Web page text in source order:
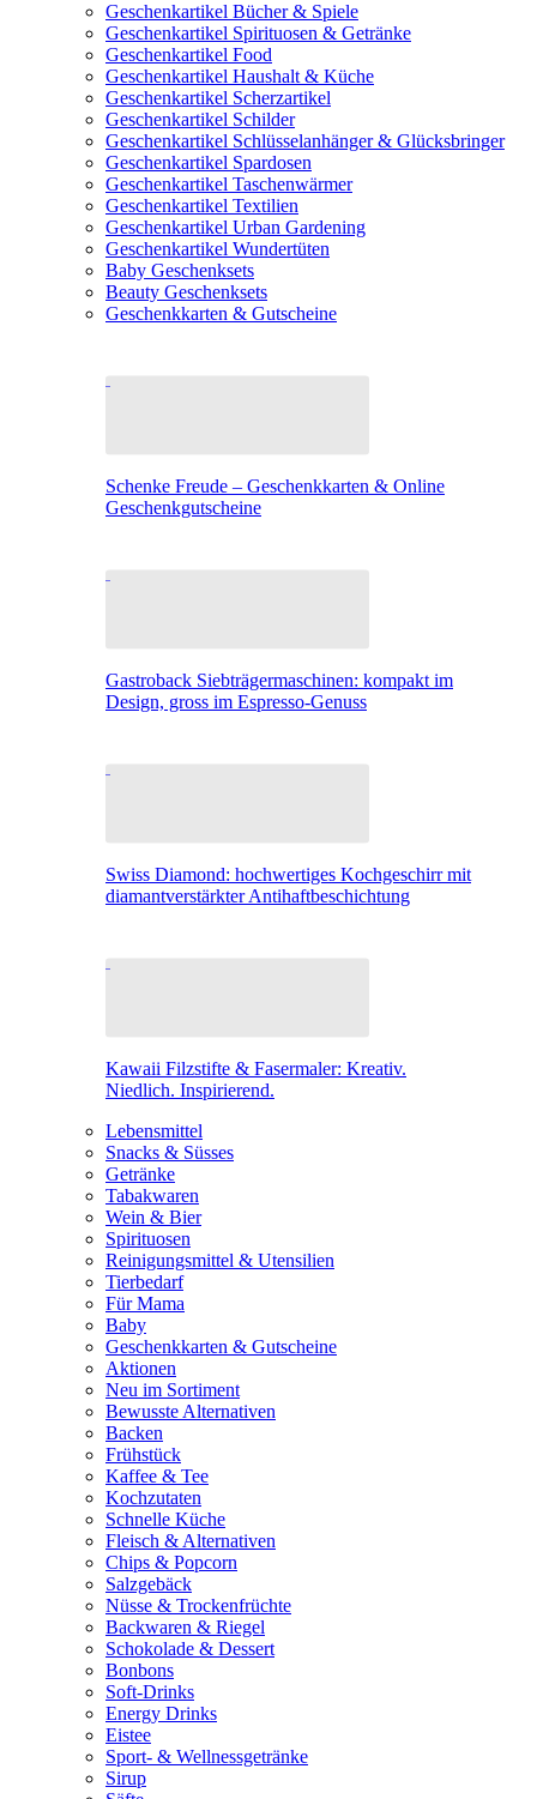
Geschenkartikel Bücher & Spiele
Geschenkartikel Spirituosen & Getränke
Geschenkartikel Food
Geschenkartikel Haushalt & Küche
Geschenkartikel Scherzartikel
Geschenkartikel Schilder
Geschenkartikel Schlüsselanhänger & Glücksbringer
Geschenkartikel Spardosen
Geschenkartikel Taschenwärmer
Geschenkartikel Textilien
Geschenkartikel Urban Gardening
Geschenkartikel Wundertüten
Baby Geschenksets
Beauty Geschenksets
Geschenkkarten & Gutscheine
Schenke Freude – Geschenkkarten & Online
Geschenkgutscheine
Gastroback Siebträgermaschinen: kompakt im
Design, gross im Espresso-Genuss
Swiss Diamond: hochwertiges Kochgeschirr mit
diamantverstärkter Antihaftbeschichtung
Kawaii Filzstifte & Fasermaler: Kreativ.
Niedlich. Inspirierend.
Lebensmittel
Snacks & Süsses
Getränke
Tabakwaren
Wein & Bier
Spirituosen
Reinigungsmittel & Utensilien
Tierbedarf
Für Mama
Baby
Geschenkkarten & Gutscheine
Aktionen
Neu im Sortiment
Bewusste Alternativen
Backen
Frühstück
Kaffee & Tee
Kochzutaten
Schnelle Küche
Fleisch & Alternativen
Chips & Popcorn
Salzgebäck
Nüsse & Trockenfrüchte
Backwaren & Riegel
Schokolade & Dessert
Bonbons
Soft-Drinks
Energy Drinks
Eistee
Sport- & Wellnessgetränke
Sirup